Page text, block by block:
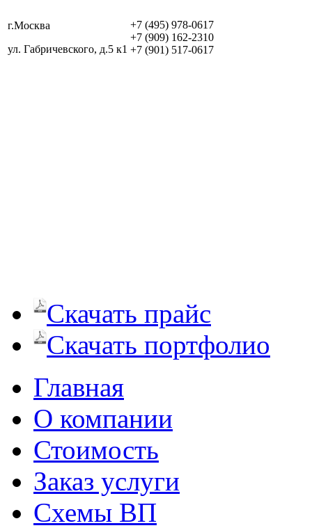
г.Москва
ул. Габричевского, д.5 к1
+7 (495) 978-0617
+7 (909) 162-2310
+7 (901) 517-0617
Скачать прайс
Скачать портфолио
Главная
О компании
Стоимость
Заказ услуги
Cхемы ВП